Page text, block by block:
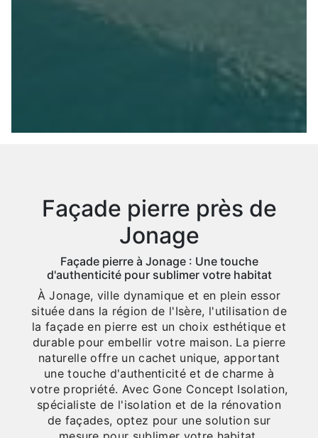
Façade pierre près de
Jonage
Façade pierre à Jonage : Une touche
d'authenticité pour sublimer votre habitat
À Jonage, ville dynamique et en plein essor
située dans la région de l'Isère, l'utilisation de
la façade en pierre est un choix esthétique et
durable pour embellir votre maison. La pierre
naturelle offre un cachet unique, apportant
une touche d'authenticité et de charme à
votre propriété. Avec Gone Concept Isolation,
spécialiste de l'isolation et de la rénovation
de façades, optez pour une solution sur